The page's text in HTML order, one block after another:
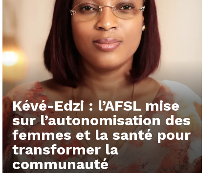
Kévé-Edzi : l’AFSL mise
sur l’autonomisation des
femmes et la santé pour
transformer la
communauté